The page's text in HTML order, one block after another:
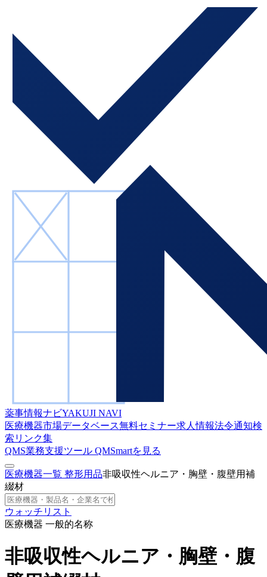
薬事情報ナビYAKUJI NAVI
医療機器市場データベース無料セミナー求人情報法令通知検
索 リンク集
QMS業務支援ツール QMSmartを見る
医療機器一覧 整形用品非吸収性ヘルニア・胸壁・腹壁用補
綴材
ウォッチリスト
医療機器 一般的名称
非吸収性ヘルニア・胸壁・腹